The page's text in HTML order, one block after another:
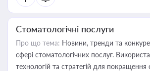
Стоматологічні послуги
Про що тема: Новини, тренди та
сфері стоматологічних послуг.
технологій та стратегій для